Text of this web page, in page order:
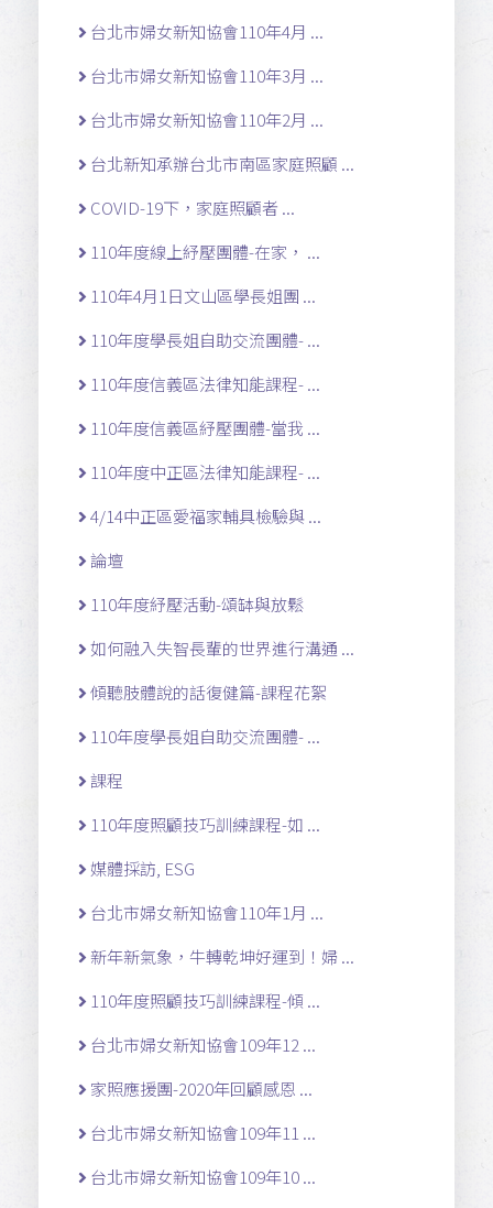
台北市婦女新知協會110年4月 ...
台北市婦女新知協會110年3月 ...
台北市婦女新知協會110年2月 ...
台北新知承辦台北市南區家庭照顧 ...
COVID-19下，家庭照顧者 ...
110年度線上紓壓團體-在家， ...
110年4月1日文山區學長姐團 ...
110年度學長姐自助交流團體- ...
110年度信義區法律知能課程- ...
110年度信義區紓壓團體-當我 ...
110年度中正區法律知能課程- ...
4/14中正區愛福家輔具檢驗與 ...
論壇
110年度紓壓活動-頌缽與放鬆
如何融入失智長輩的世界進行溝通 ...
傾聽肢體說的話復健篇-課程花絮
110年度學長姐自助交流團體- ...
課程
110年度照顧技巧訓練課程-如 ...
媒體採訪, ESG
台北市婦女新知協會110年1月 ...
新年新氣象，牛轉乾坤好運到！婦 ...
110年度照顧技巧訓練課程-傾 ...
台北市婦女新知協會109年12 ...
家照應援團-2020年回顧感恩 ...
台北市婦女新知協會109年11 ...
台北市婦女新知協會109年10 ...